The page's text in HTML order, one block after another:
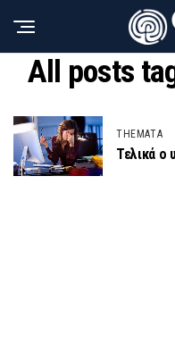
All posts
THEMATA
Τελικά ο